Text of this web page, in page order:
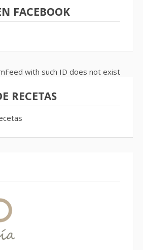
FACEBOOK
with such ID does not exist
RECETAS